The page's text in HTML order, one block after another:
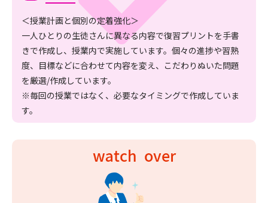
＜授業計画と個別の定着強化＞
一人ひとりの生徒さんに異なる内容で復習プリントを手書
きで作成し、授業内で実施しています。個々の進捗や習熟
度、目標などに合わせて内容を変え、こだわりぬいた問題
を厳選/作成しています。
※毎回の授業ではなく、必要なタイミングで作成していま
す。